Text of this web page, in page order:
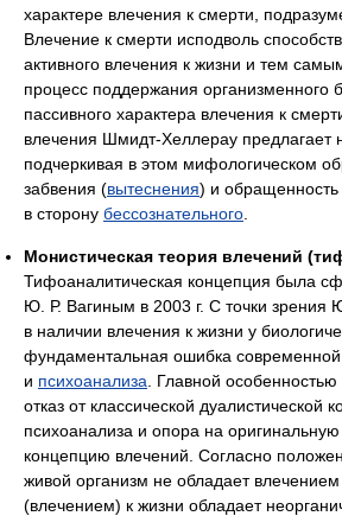
характере влечения к смерти,
Влечение к смерти исподволь
активного влечения к жизни и тем
процесс поддержания организменного
пассивного характера влечения к
влечения Шмидт-Хеллерау предлагает
подчеркивая в этом мифологическом
забвения (вытеснения) и обращенность
в сторону бессознательного
Монистическая теория влечений
Тифоаналитическая концепция была
Ю. Р. Вагиным в 2003 г. С точки зрения
в наличии влечения к жизни у
фундаментальная ошибка современной
и психоанализа . Главной
отказ от классической дуалистической
психоанализа и опора на
концепцию влечений. Согласно
живой организм не обладает
(влечением) к жизни обладает